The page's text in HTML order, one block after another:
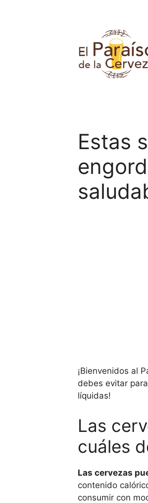
Estas
¡Bienvenidos al
debes evitar
líquidas!
Las
cuáles
Las cervezas
contenido
consumir con